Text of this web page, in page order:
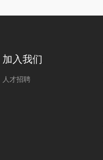
加入我们
人才招聘